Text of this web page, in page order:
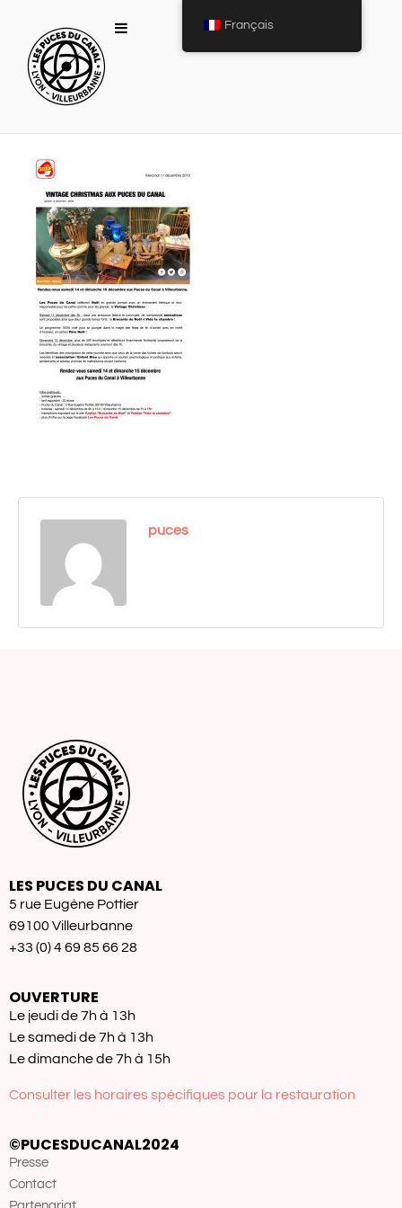
puces
LES PUCES DU CANAL
5 rue Eugène Pottier
69100 Villeurbanne
+33 (0) 4 69 85 66 28
OUVERTURE
Le jeudi de 7h à 13h
Le samedi de 7h à 13h
Le dimanche de 7h à 15h
Consulter les horaires spécifiques pour la restauration
©PUCESDUCANAL2024
Presse
Contact
Français